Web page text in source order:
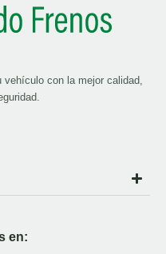
vehículo con la mejor calidad,
en: